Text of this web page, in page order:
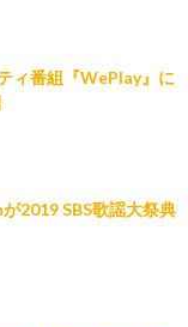
ィ番組『WePlay』に
2019 SBS歌謡大祭典